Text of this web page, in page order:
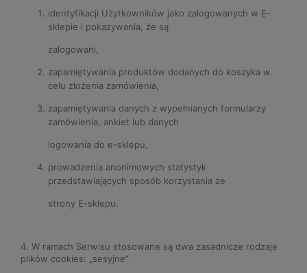
identyfikacji Użytkowników jako zalogowanych w E-
sklepie i pokazywania, że są
zalogowani,
zapamiętywania produktów dodanych do koszyka w
celu złożenia zamówienia,
zapamiętywania danych z wypełnianych formularzy
zamówienia, ankiet lub danych
logowania do e-sklepu,
prowadzenia anonimowych statystyk
przedstawiających sposób korzystania ze
strony E-sklepu.
4. W ramach Serwisu stosowane są dwa zasadnicze rodzaje
plików cookies: „sesyjne”